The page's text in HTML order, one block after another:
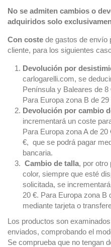
No se admiten cambios o
adquiridos solo
Con coste de gastos de envío
cliente, para los siguientes
Devolución por
carlogarelli.com, se
Península y Baleares de
Para Europa zona B de 29
Devolución por cambio
incrementará un coste
Para Europa zona A de
€, que se podrá pagar
bancaria.
Cambio de talla, por otro
color, siempre que esté
solicitada, se
20 €. Para Europa zona
mediante tarjeta o
Los productos son
enviados, comprobando el
Se comprueba que no tengan